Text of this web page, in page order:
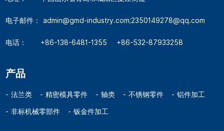
电子邮件： admin@gmd-industry.com;2350149278@qq.com
电话： +86-138-6481-1355 +86-532-87933258
产品
法兰类 精密模具零件 轴类 不锈钢零件 铝件加工
非标机械零部件 钣金件加工